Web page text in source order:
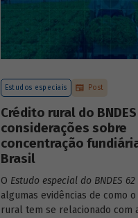
Estudos especiais Post
Crédito rural do
considerações sobre
concentração
Brasil
O Estudo especial do BNDES 62
algumas evidências de como
rural tem se relacionado com